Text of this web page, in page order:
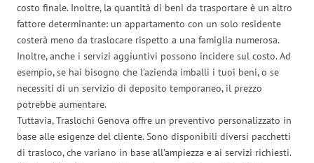
costo finale. Inoltre, la quantità di beni da trasportare è un altro
fattore determinante: un appartamento con un solo residente
costerà meno da traslocare rispetto a una famiglia numerosa.
Inoltre, anche i servizi aggiuntivi possono incidere sul costo. Ad
esempio, se hai bisogno che l’azienda imballi i tuoi beni, o se
necessiti di un servizio di deposito temporaneo, il prezzo
potrebbe aumentare.
Tuttavia, Traslochi Genova offre un preventivo personalizzato in
base alle esigenze del cliente. Sono disponibili diversi pacchetti
di trasloco, che variano in base all’ampiezza e ai servizi richiesti.